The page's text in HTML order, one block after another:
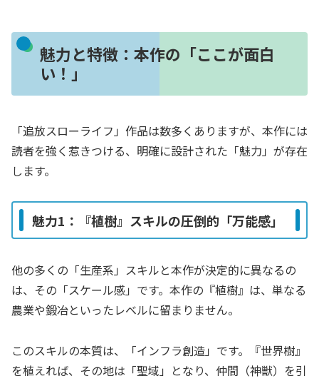
魅力と特徴：本作の「ここが面白
い！」
「追放スローライフ」作品は数多くありますが、本作には
読者を強く惹きつける、明確に設計された「魅力」が存在
します。
魅力1：『植樹』スキルの圧倒的「万能感」
他の多くの「生産系」スキルと本作が決定的に異なるの
は、その「スケール感」です。本作の『植樹』は、単なる
農業や鍛冶といったレベルに留まりません。
このスキルの本質は、「インフラ創造」です。『世界樹』
を植えれば、その地は「聖域」となり、仲間（神獣）を引